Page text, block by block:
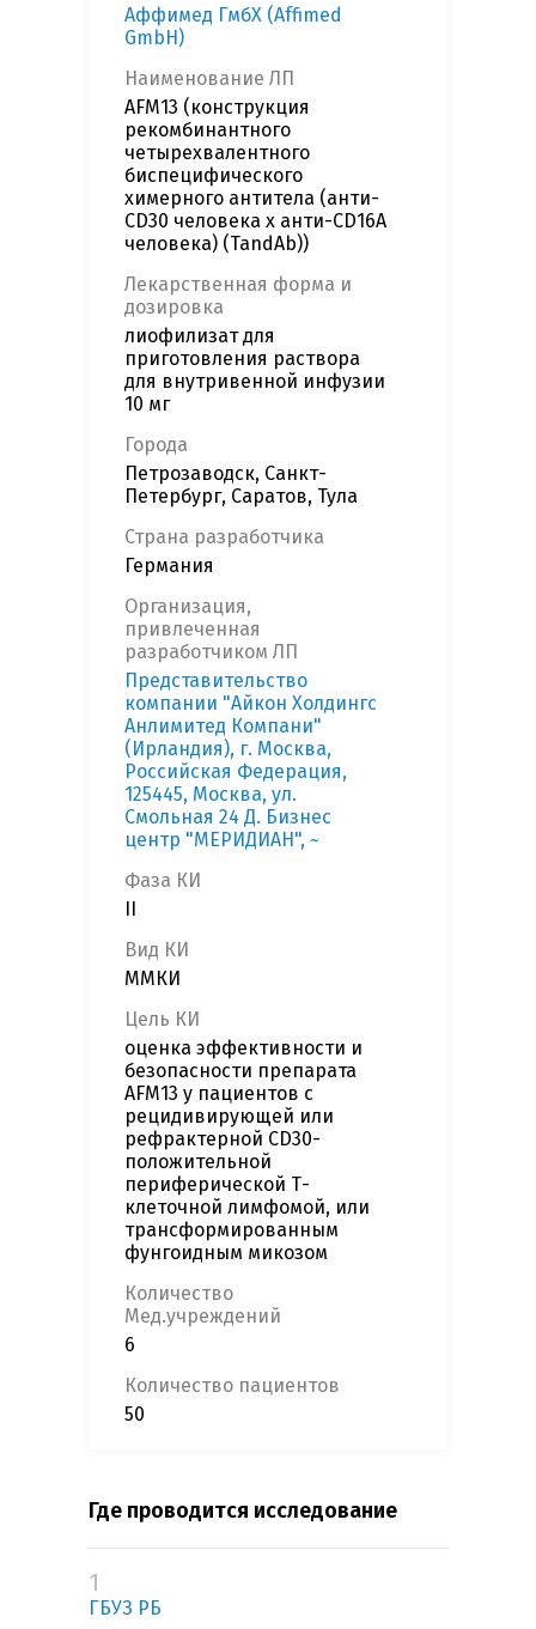
Аффимед ГмбХ (Affimed
GmbH)
Наименование ЛП
AFM13 (конструкция
рекомбинантного
четырехвалентного
биспецифического
химерного антитела (анти-
CD30 человека х анти-CD16A
человека) (TandAb))
Лекарственная форма и
дозировка
лиофилизат для
приготовления раствора
для внутривенной инфузии
10 мг
Города
Петрозаводск, Санкт-
Петербург, Саратов, Тула
Страна разработчика
Германия
Организация,
привлеченная
разработчиком ЛП
Представительство
компании "Айкон Холдингс
Анлимитед Компани"
(Ирландия), г. Москва,
Российская Федерация,
125445, Москва, ул.
Смольная 24 Д. Бизнес
центр "МЕРИДИАН", ~
Фаза КИ
Вид КИ
ММКИ
Цель КИ
оценка эффективности и
безопасности препарата
AFM13 у пациентов с
рецидивирующей или
рефрактерной CD30-
положительной
периферической Т-
клеточной лимфомой, или
трансформированным
фунгоидным микозом
Количество
Мед.учреждений
6
Количество пациентов
50
Где проводится исследование
1
ГБУЗ РБ